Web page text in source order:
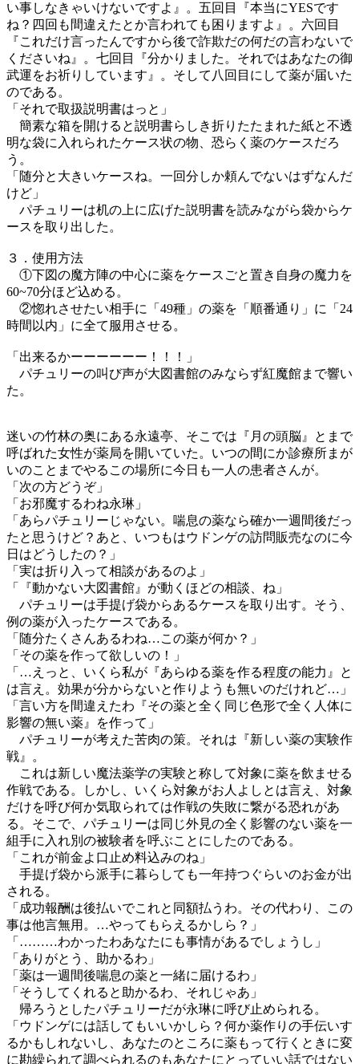
い事しなきゃいけないですよ』。五回目『本当にYESです
ね？四回も間違えたとか言われても困りますよ』。六回目
『これだけ言ったんですから後で詐欺だの何だの言わないで
くださいね』。七回目『分かりました。それではあなたの御
武運をお祈りしています』。そして八回目にして薬が届いた
のである。
「それで取扱説明書はっと」
簡素な箱を開けると説明書らしき折りたたまれた紙と不透
明な袋に入れられたケース状の物、恐らく薬のケースだろ
う。
「随分と大きいケースね。一回分しか頼んでないはずなんだ
けど」
パチュリーは机の上に広げた説明書を読みながら袋からケ
ースを取り出した。
３．使用方法
①下図の魔方陣の中心に薬をケースごと置き自身の魔力を
60~70分ほど込める。
②惚れさせたい相手に「49種」の薬を「順番通り」に「24
時間以内」に全て服用させる。
「出来るかーーーーーー！！！」
パチュリーの叫び声が大図書館のみならず紅魔館まで響い
た。
迷いの竹林の奥にある永遠亭、そこでは『月の頭脳』とまで
呼ばれた女性が薬局を開いていた。いつの間にか診療所まが
いのことまでやるこの場所に今日も一人の患者さんが。
「次の方どうぞ」
「お邪魔するわね永琳」
「あらパチュリーじゃない。喘息の薬なら確か一週間後だっ
たと思うけど？あと、いつもはウドンゲの訪問販売なのに今
日はどうしたの？」
「実は折り入って相談があるのよ」
「『動かない大図書館』が動くほどの相談、ね」
パチュリーは手提げ袋からあるケースを取り出す。そう、
例の薬が入ったケースである。
「随分たくさんあるわね…この薬が何か？」
「その薬を作って欲しいの！」
「…えっと、いくら私が『あらゆる薬を作る程度の能力』と
は言え。効果が分からないと作りようも無いのだけれど…」
「言い方を間違えたわ『その薬と全く同じ色形で全く人体に
影響の無い薬』を作って」
パチュリーが考えた苦肉の策。それは『新しい薬の実験作
戦』。
これは新しい魔法薬学の実験と称して対象に薬を飲ませる
作戦である。しかし、いくら対象がお人よしとは言え、対象
だけを呼び何か気取られては作戦の失敗に繋がる恐れがあ
る。そこで、パチュリーは同じ外見の全く影響のない薬を一
組手に入れ別の被験者を呼ぶことにしたのである。
「これが前金よ口止め料込みのね」
手提げ袋から派手に暮らしても一年持つぐらいのお金が出
される。
「成功報酬は後払いでこれと同額払うわ。その代わり、この
事は他言無用。…やってもらえるかしら？」
「………わかったわあなたにも事情があるでしょうし」
「ありがとう、助かるわ」
「薬は一週間後喘息の薬と一緒に届けるわ」
「そうしてくれると助かるわ、それじゃあ」
帰ろうとしたパチュリーだが永琳に呼び止められる。
「ウドンゲには話してもいいかしら？何か薬作りの手伝いす
るかもしれないし、あなたのところに薬もって行くときに変
に勘繰られて調べられるのもあなたにとっていい話ではない